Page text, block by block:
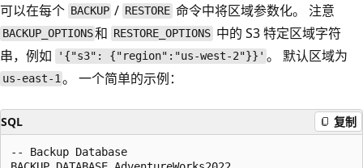
可以在每个 BACKUP / RESTORE 命令中将区域参数化。 注意
BACKUP_OPTIONS和 RESTORE_OPTIONS 中的 S3 特定区域字符
串，例如
'{"s3": {"region":"us-west-2"}}' 。 默认区域为
us-east-1。 一个简单的示例：
SQL 复制
-- Backup Database